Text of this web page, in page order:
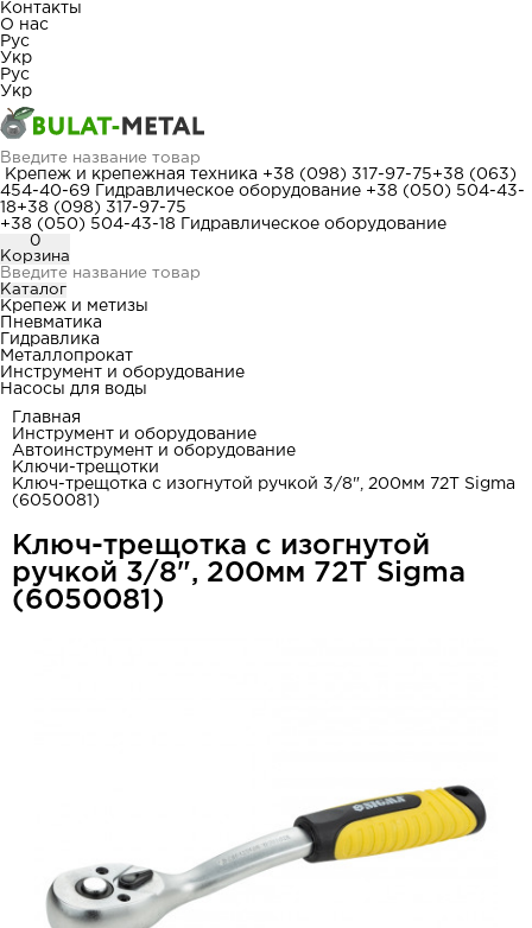
Контакты
О нас
Рус
Укр
Рус
Укр
Крепеж и крепежная техника +38 (098) 317-97-75+38 (063)
454-40-69
Гидравлическое оборудование +38 (050) 504-43-
18+38 (098) 317-97-75
+38 (050) 504-43-18
Гидравлическое оборудование
0
Корзина
Каталог
Крепеж и метизы
Пневматика
Гидравлика
Металлопрокат
Инструмент и оборудование
Насосы для воды
Главная
Инструмент и оборудование
Автоинструмент и оборудование
Ключи-трещотки
Ключ-трещотка с изогнутой ручкой 3/8", 200мм 72T Sigma
(6050081)
Ключ-трещотка с изогнутой
ручкой 3/8", 200мм 72T Sigma
(6050081)